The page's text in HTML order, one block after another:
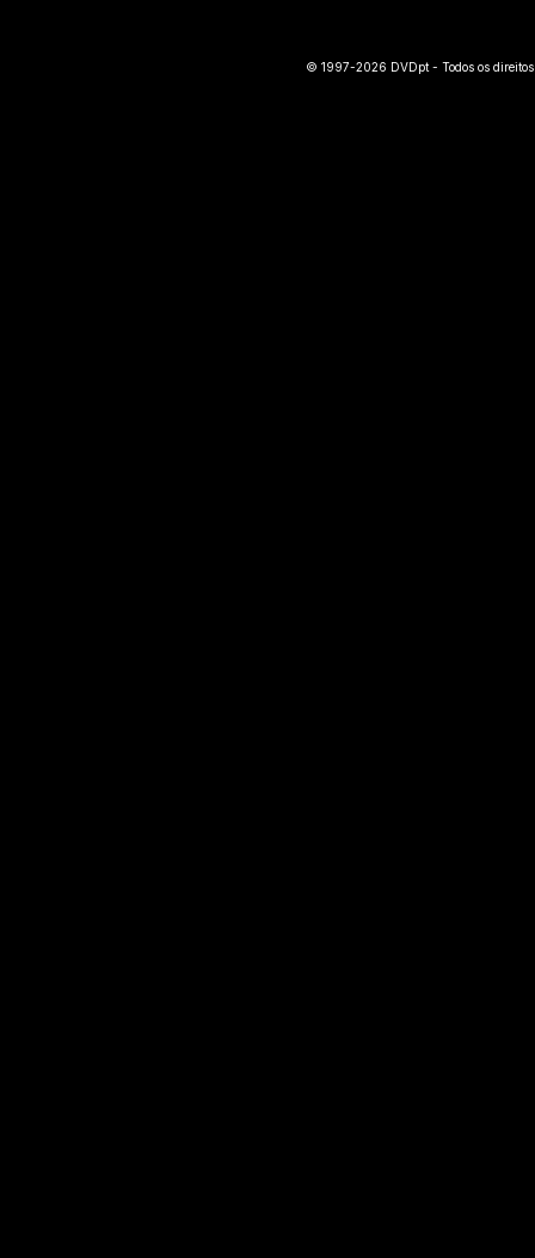
© 1997-2026 DVDpt - Todos os direitos